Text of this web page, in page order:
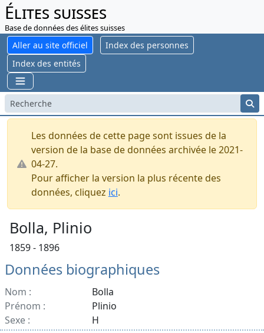
Élites suisses
Base de données des élites suisses
Aller au site officiel
Index des personnes
Index des entités
Les données de cette page sont issues de la
version de la base de données archivée le 2021-
04-27.
Pour afficher la version la plus récente des
données, cliquez ici.
Bolla, Plinio
1859 - 1896
Données biographiques
Nom :
Bolla
Prénom :
Plinio
Sexe :
H